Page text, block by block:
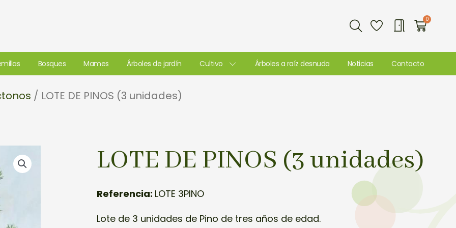
Buscar 0
Bosques Mames Árboles de jardín Cultivo Árboles a raíz desnuda Noticias Contacto
/ LOTE DE PINOS (3 unidades)
LOTE DE PINOS (3 unidades)
Referencia: LOTE 3PINO
Lote de 3 unidades de Pino de tres años de edad.